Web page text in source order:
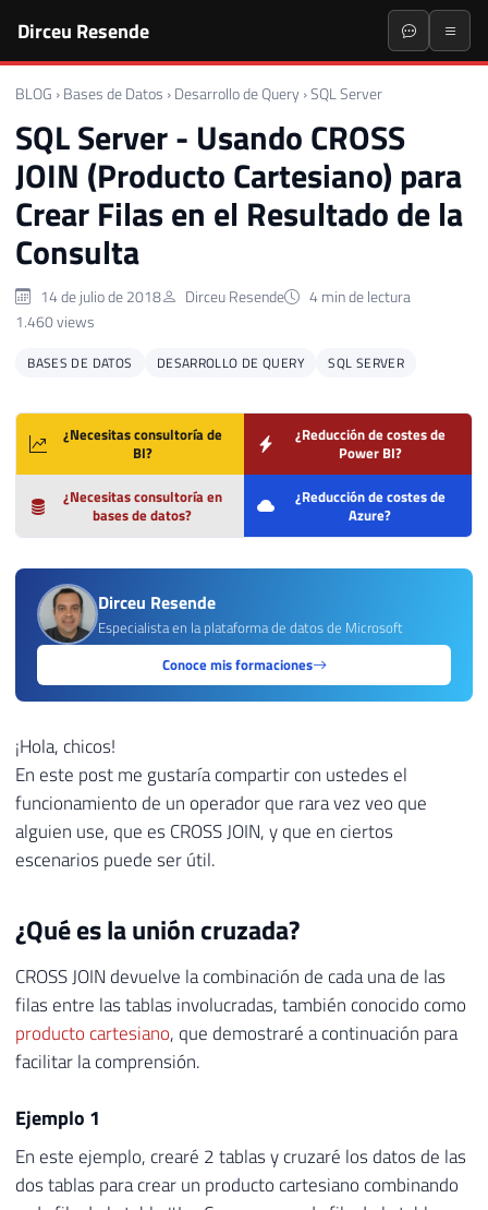
Dirceu Resende
BLOG › Bases de Datos › Desarrollo de Query ›SQL Server
SQL Server - Usando CROSS
JOIN (Producto Cartesiano) para
Crear Filas en el Resultado de la
Consulta
14 de julio de 2018 Dirceu Resende
4 min de lectura
1.460 views
BASES DE DATOS DESARROLLO DE QUERY SQL SERVER
¿Necesitas consultoría de
BI?
¿Reducción de costes de
Power BI?
¿Necesitas consultoría en
bases de datos?
¿Reducción de costes de
Azure?
Dirceu Resende
Especialista en la plataforma de datos de Microsoft
Conoce mis formaciones
¡Hola, chicos!
En este post me gustaría compartir con ustedes el
funcionamiento de un operador que rara vez veo que
alguien use, que es CROSS JOIN, y que en ciertos
escenarios puede ser útil.
¿Qué es la unión cruzada?
CROSS JOIN devuelve la combinación de cada una de las
filas entre las tablas involucradas, también conocido como
producto cartesiano, que demostraré a continuación para
facilitar la comprensión.
Ejemplo 1
En este ejemplo, crearé 2 tablas y cruzaré los datos de las
dos tablas para crear un producto cartesiano combinando